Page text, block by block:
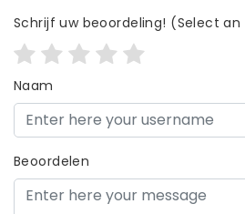
Schrijf uw beoordeling! (Select
Naam
Beoordelen